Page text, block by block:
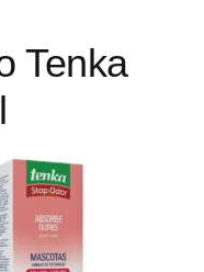
Tenka